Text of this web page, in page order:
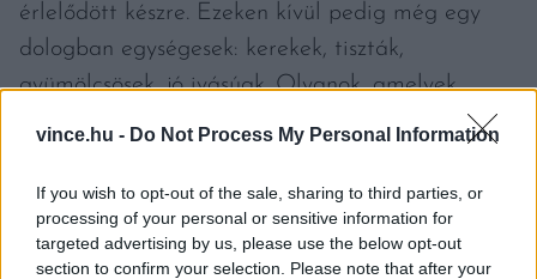
vince.hu - Do Not Process My Personal Information
If you wish to opt-out of the sale, sharing to third parties, or
processing of your personal or sensitive information for
targeted advertising by us, please use the below opt-out
section to confirm your selection. Please note that after your
érlelődött készre. Ezeken kívül pedig még egy
dologban egységesek: kerekek, tiszták,
gyümölcsösek, jó ivásúak. Olyanok, amelyek
mellett méltón bele lehet feledkezni az
„Itt, a borvidéken mindenképpen megfigyelhetők
az élénkebb savak – ahogy változik az időjárás,